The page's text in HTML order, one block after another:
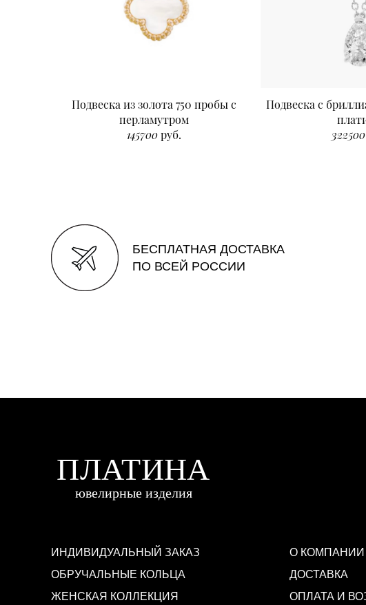
Подвеска из золота 750 пробы с
перламутром
145700руб.
Подвеска с
322500
БЕСПЛАТНАЯ ДОСТАВКА
ПО ВСЕЙ РОССИИ
ИНДИВИДУАЛЬНЫЙ ЗАКАЗ
ОБРУЧАЛЬНЫЕ КОЛЬЦА
ЖЕНСКАЯ КОЛЛЕКЦИЯ
О КОМПАНИИ
ДОСТАВКА
ОПЛАТА И